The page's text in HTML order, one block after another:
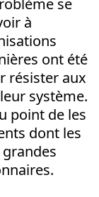
à
ont été
résister aux
système.
point de les
dont les